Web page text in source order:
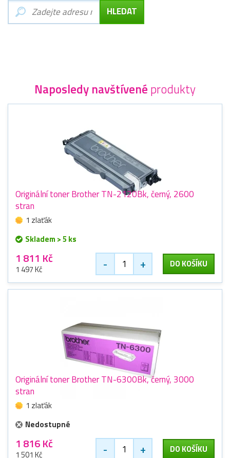
Naposledy navštívené produkty
Originální toner Brother TN-2120Bk, černý, 2600
stran
1 zlaťák
Skladem > 5 ks
1 811 Kč
1 497 Kč - + DO KOŠÍKU
Originální toner Brother TN-6300Bk, černý, 3000
stran
1 zlaťák
Nedostupné
1 816 Kč
1 501 Kč - + DO KOŠÍKU